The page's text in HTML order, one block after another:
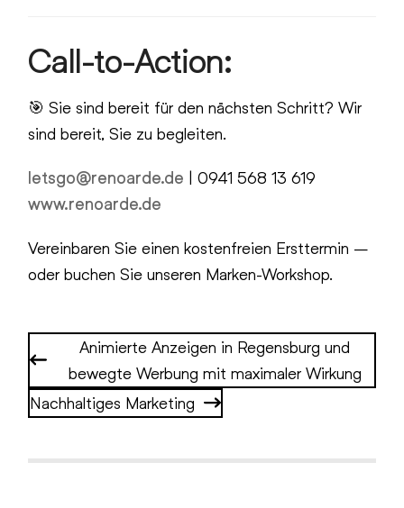
Call-to-Action:
🎯 Sie sind bereit für den nächsten Schritt? Wir
sind bereit, Sie zu begleiten.
letsgo@renoarde.de | 0941 568 13 619
www.renoarde.de
Vereinbaren Sie einen kostenfreien Ersttermin –
oder buchen Sie unseren Marken-Workshop.
Animierte Anzeigen in Regensburg und
bewegte Werbung mit maximaler Wirkung
Nachhaltiges Marketing